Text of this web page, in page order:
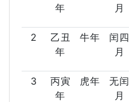
年
月
2
乙丑
年
牛年
闰四
月
3
丙寅
年
虎年
无闰
月